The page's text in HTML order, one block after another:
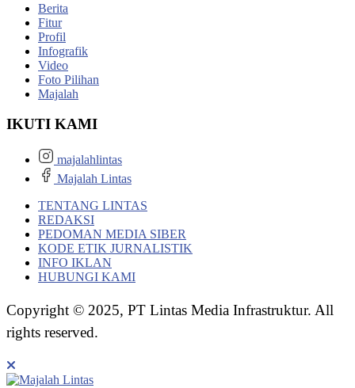
Berita
Fitur
Profil
Infografik
Video
Foto Pilihan
Majalah
IKUTI KAMI
majalahlintas
Majalah Lintas
TENTANG LINTAS
REDAKSI
PEDOMAN MEDIA SIBER
KODE ETIK JURNALISTIK
INFO IKLAN
HUBUNGI KAMI
Copyright © 2025, PT Lintas Media Infrastruktur. All
rights reserved.